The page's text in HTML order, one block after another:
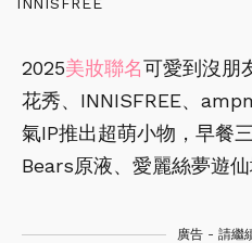
2025美妝聯名可愛到沒朋
花秀、INNISFREE、
氣IP推出超萌小物，早餐
Bears原液、愛麗絲夢遊
廣告 - 請繼